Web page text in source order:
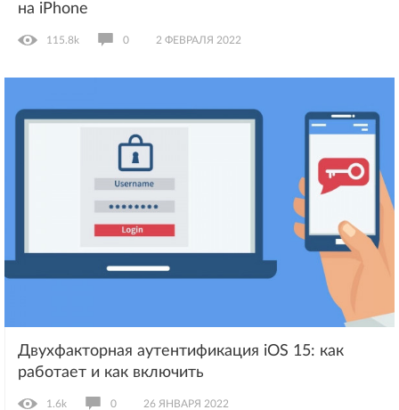
на iPhone
115.8k 0 2 ФЕВРАЛЯ 2022
Двухфакторная аутентификация iOS 15: как
работает и как включить
1.6k 0 26 ЯНВАРЯ 2022